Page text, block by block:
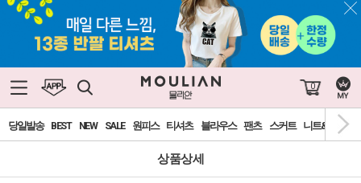
0
당일발송 BEST NEW SALE 원피스 티셔츠 블라우스 팬츠 스커트 니트&가디건
상품상세